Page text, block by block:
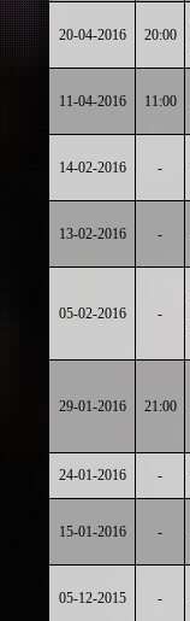
20-04-2016 20:00
11-04-2016 11:00
14-02-2016 -
13-02-2016 -
05-02-2016 -
29-01-2016 21:00
24-01-2016 -
15-01-2016 -
05-12-2015 -